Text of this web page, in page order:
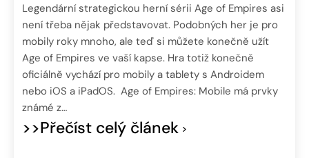
Legendární strategickou herní sérii Age of Empires asi
není třeba nějak představovat. Podobných her je pro
mobily roky mnoho, ale teď si můžete konečně užít
Age of Empires ve vaší kapse. Hra totiž konečně
oficiálně vychází pro mobily a tablety s Androidem
nebo iOS a iPadOS. Age of Empires: Mobile má prvky
známé z…
>>Přečíst celý článek